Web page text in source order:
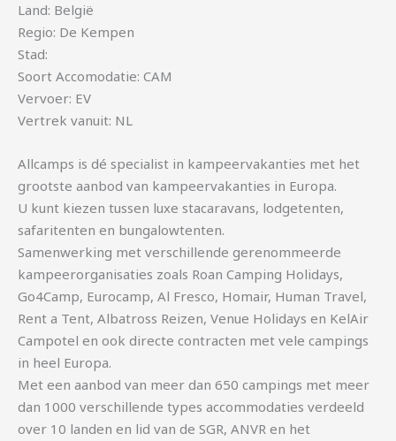
Land: België
Regio: De Kempen
Stad:
Soort Accomodatie: CAM
Vervoer: EV
Vertrek vanuit: NL
Allcamps is dé specialist in kampeervakanties met het
grootste aanbod van kampeervakanties in Europa.
U kunt kiezen tussen luxe stacaravans, lodgetenten,
safaritenten en bungalowtenten.
Samenwerking met verschillende gerenommeerde
kampeerorganisaties zoals Roan Camping Holidays,
Go4Camp, Eurocamp, Al Fresco, Homair, Human Travel,
Rent a Tent, Albatross Reizen, Venue Holidays en KelAir
Campotel en ook directe contracten met vele campings
in heel Europa.
Met een aanbod van meer dan 650 campings met meer
dan 1000 verschillende types accommodaties verdeeld
over 10 landen en lid van de SGR, ANVR en het